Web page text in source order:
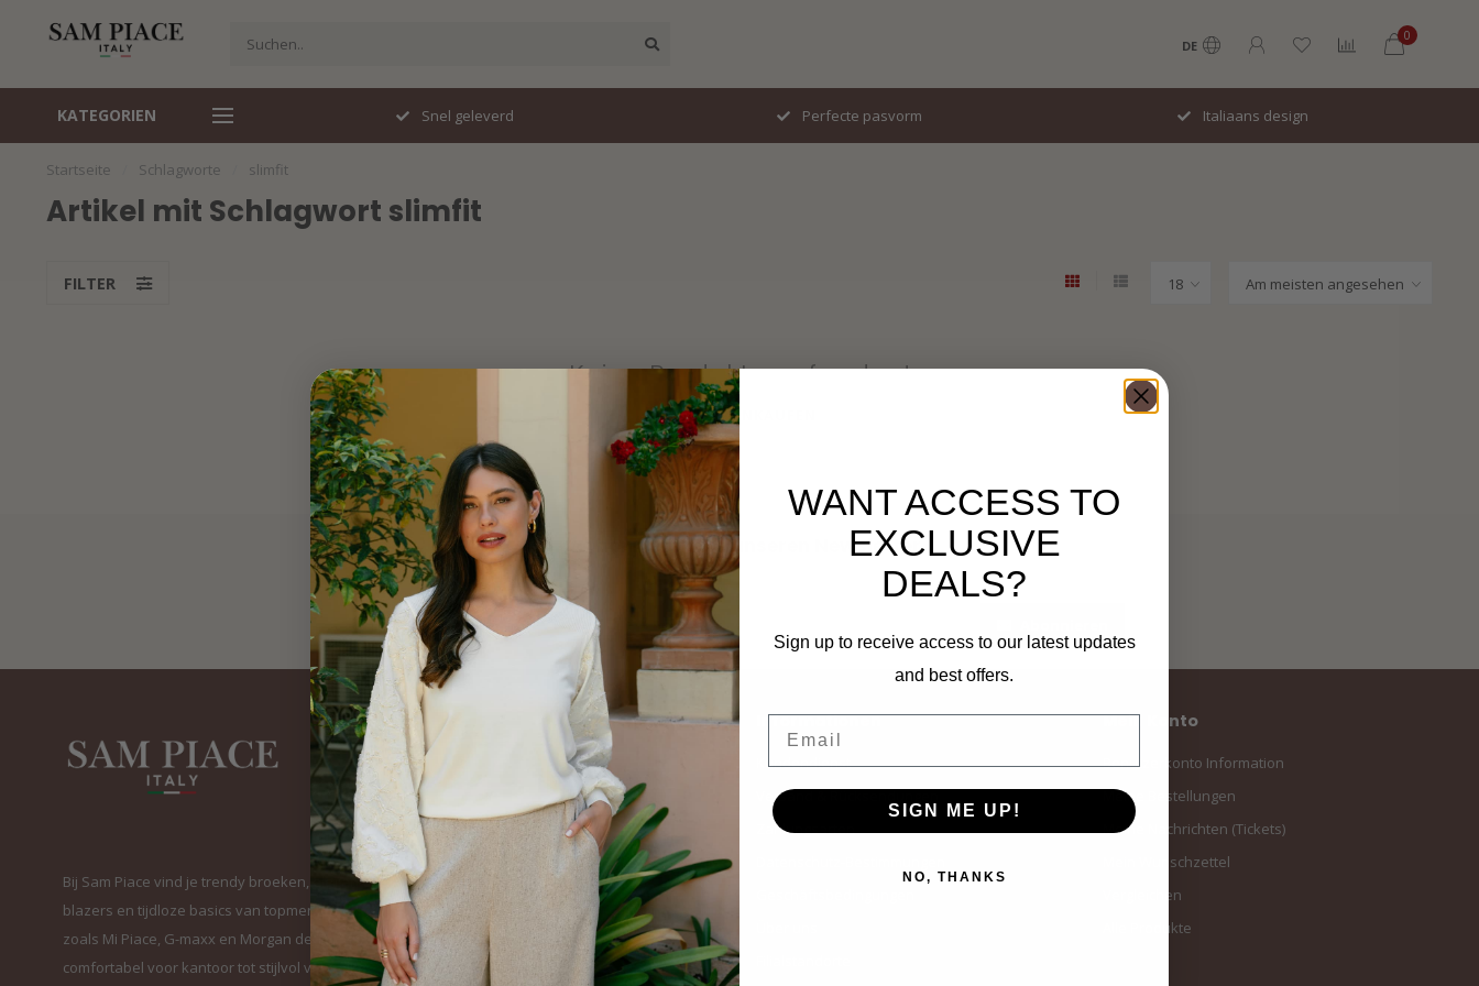
DE
0
KATEGORIEN
Travelstof specialist Snel geleverd Perfecte pasvorm Italiaans design
Startseite Schlagworte slimfit
Artikel mit Schlagwort slimfit
FILTER
Keine Produkte gefunden!
WEITER EINKAUFEN
Abonnieren Sie unseren Newsletter
Bleibe auf dem Laufenden mit unseren Newsletter-Angeboten
Bij Sam Piace vind je trendy broeken, elegante
blazers en tijdloze basics van topmerken
zoals Mi Piace, G-maxx en Morgan de Toi. Van
comfortabel voor kantoor tot stijlvol voor elke
Informationen
Kundendienst
Versand & Rücksendungen
Zahlungsarten
Mein Konto
Benutzerkonto Information
Meine Bestellungen
Meine Nachrichten (Tickets)
Mein Wunschzettel
Vergleichen
Alle Produkte
WANT ACCESS TO
EXCLUSIVE
DEALS?
Sign up to receive access to our latest updates
and best offers.
SIGN ME UP!
NO, THANKS